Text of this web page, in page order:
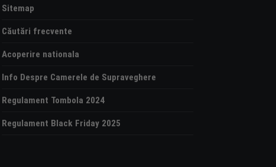
Sitemap
Căutări frecvente
Acoperire nationala
Info Despre Camerele de Supraveghere
Regulament Tombola 2024
Regulament Black Friday 2025